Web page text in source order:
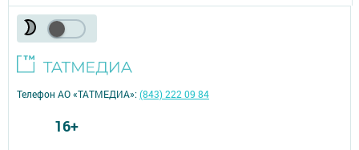
Телефон АО «ТАТМЕДИА»:(843) 222 09 84
16+